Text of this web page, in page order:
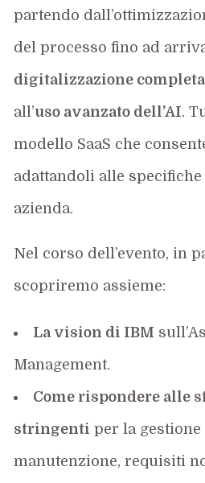
partendo
del processo fino ad
digitalizzazione completa
all’uso avanzato dell’AI.
modello SaaS che
adattandoli alle
azienda.
Nel corso dell’evento, in
scopriremo assieme:
La vision di IBM
Management.
Come rispondere alle
stringenti per la
manutenzione, requisiti